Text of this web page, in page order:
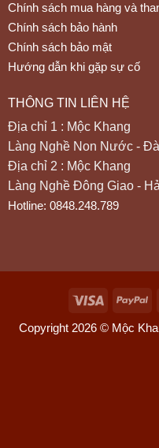
Chính sách mua hàng và
Chính sách bảo hành
Chính sách bảo mật
Hướng dẫn khi gặp sự cố
THÔNG TIN LIÊN HỆ
Địa chỉ 1 : Mộc Khang
Làng Nghề Non Nước -
Địa chỉ 2 : Mộc Khang
Làng Nghề Đông Giao -
Hotline: 0848.248.789
Copyright 2026 © Mộc